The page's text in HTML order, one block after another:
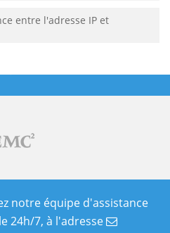
entre l'adresse IP et
notre équipe d'assistance
24h/7, à l'adresse